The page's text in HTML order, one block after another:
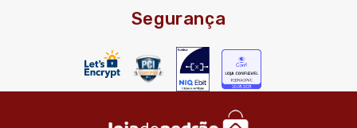
Segurança